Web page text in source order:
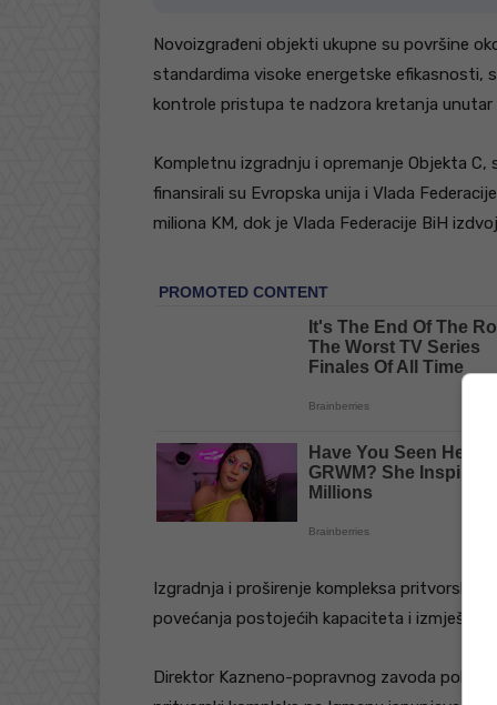
Novoizgrađeni objekti ukupne su površine
standardima visoke energetske efikasnosti,
kontrole pristupa te nadzora kretanja unutar
Kompletnu izgradnju i opremanje Objekta
finansirali su Evropska unija i Vlada
miliona KM, dok je Vlada Federacije BiH
Izgradnja i proširenje kompleksa pritvorske
povećanja postojećih kapaciteta i
Direktor Kazneno-popravnog zavoda